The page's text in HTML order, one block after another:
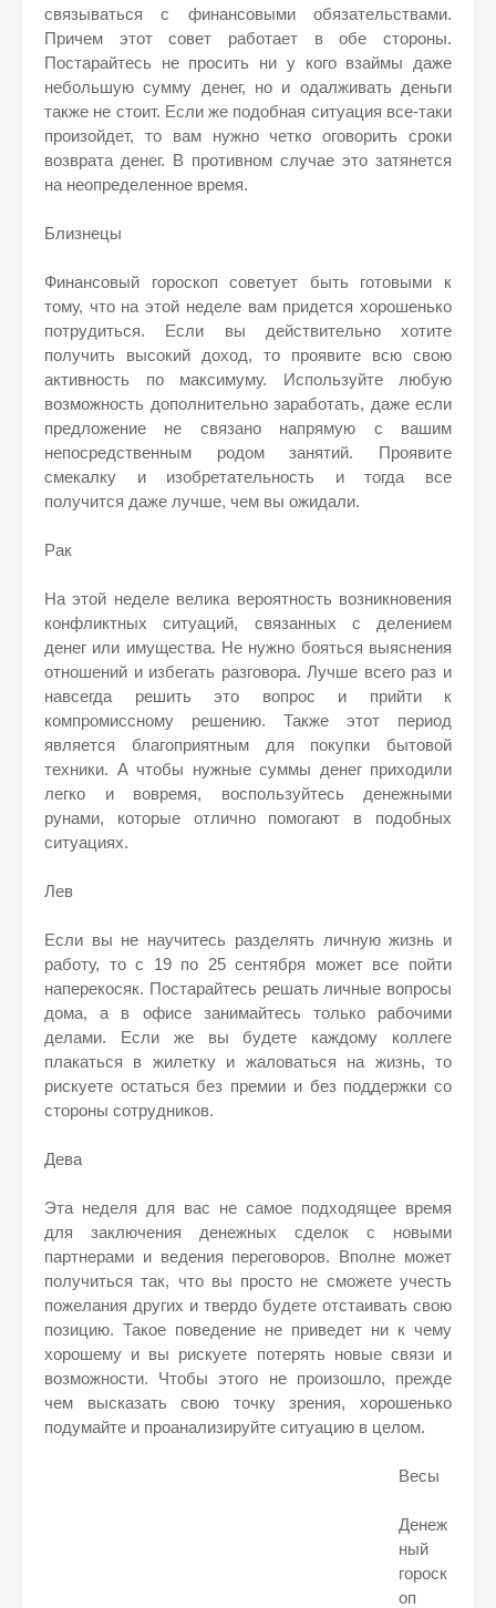
связываться с финансовыми обязательствами.
Причем этот совет работает в обе стороны.
Постарайтесь не просить ни у кого взаймы даже
небольшую сумму денег, но и одалживать деньги
также не стоит. Если же подобная ситуация все-таки
произойдет, то вам нужно четко оговорить сроки
возврата денег. В противном случае это затянется
на неопределенное время.
Близнецы
Финансовый гороскоп советует быть готовыми к
тому, что на этой неделе вам придется хорошенько
потрудиться. Если вы действительно хотите
получить высокий доход, то проявите всю свою
активность по максимуму. Используйте любую
возможность дополнительно заработать, даже если
предложение не связано напрямую с вашим
непосредственным родом занятий. Проявите
смекалку и изобретательность и тогда все
получится даже лучше, чем вы ожидали.
Рак
На этой неделе велика вероятность возникновения
конфликтных ситуаций, связанных с делением
денег или имущества. Не нужно бояться выяснения
отношений и избегать разговора. Лучше всего раз и
навсегда решить это вопрос и прийти к
компромиссному решению. Также этот период
является благоприятным для покупки бытовой
техники. А чтобы нужные суммы денег приходили
легко и вовремя, воспользуйтесь денежными
рунами, которые отлично помогают в подобных
ситуациях.
Лев
Если вы не научитесь разделять личную жизнь и
работу, то с 19 по 25 сентября может все пойти
наперекосяк. Постарайтесь решать личные вопросы
дома, а в офисе занимайтесь только рабочими
делами. Если же вы будете каждому коллеге
плакаться в жилетку и жаловаться на жизнь, то
рискуете остаться без премии и без поддержки со
стороны сотрудников.
Дева
Эта неделя для вас не самое подходящее время
для заключения денежных сделок с новыми
партнерами и ведения переговоров. Вполне может
получиться так, что вы просто не сможете учесть
пожелания других и твердо будете отстаивать свою
позицию. Такое поведение не приведет ни к чему
хорошему и вы рискуете потерять новые связи и
возможности. Чтобы этого не произошло, прежде
чем высказать свою точку зрения, хорошенько
подумайте и проанализируйте ситуацию в целом.
Весы
Денеж
ный
гороск
оп